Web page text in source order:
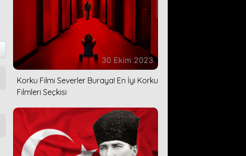
30 Ekim 2023
Korku Filmi Severler Buraya! En İyi Korku
Filmleri Seçkisi